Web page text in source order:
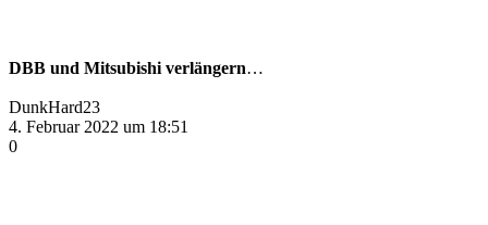
DBB und Mitsubishi verlängern…
DunkHard23
4. Februar 2022 um 18:51
0